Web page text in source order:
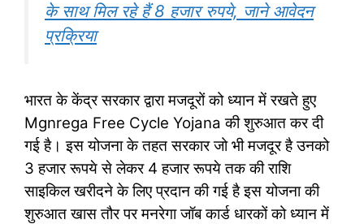
के साथ मिल रहे हैं 8 हजार रुपये, जाने आवेदन
प्रक्रिया
भारत के केंद्र सरकार द्वारा मजदूरों को ध्यान में रखते हुए
Mgnrega Free Cycle Yojana की शुरुआत कर दी
गई है। इस योजना के तहत सरकार जो भी मजदूर है उनको
3 हजार रूपये से लेकर 4 हजार रूपये तक की राशि
साइकिल खरीदने के लिए प्रदान की गई है इस योजना की
शुरुआत खास तौर पर मनरेगा जॉब कार्ड धारकों को ध्यान में